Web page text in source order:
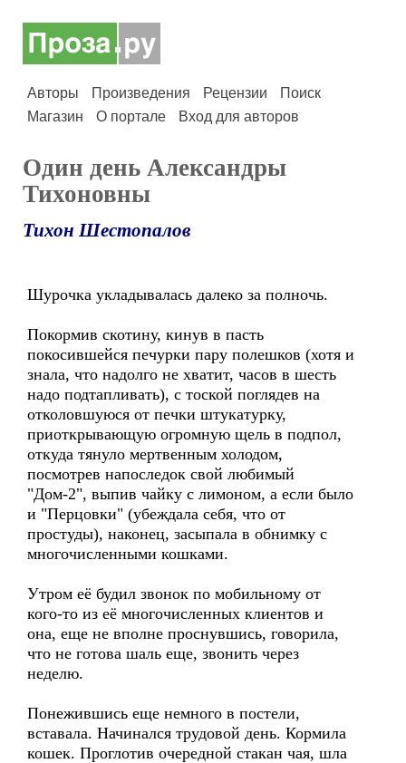
Авторы Произведения Рецензии
Поиск
Магазин
О портале Вход для авторов
Один день Александры
Тихоновны
Тихон Шестопалов
Шурочка укладывалась далеко за полночь.
Покормив скотину, кинув в пасть
покосившейся печурки пару полешков (хотя и
знала, что надолго не хватит, часов в шесть
надо подтапливать), с тоской поглядев на
отколовшуюся от печки штукатурку,
приоткрывающую огромную щель в подпол,
откуда тянуло мертвенным холодом,
посмотрев напоследок свой любимый
"Дом-2", выпив чайку с лимоном, а если было
и "Перцовки" (убеждала себя, что от
простуды), наконец, засыпала в обнимку с
многочисленными кошками.
Утром её будил звонок по мобильному от
кого-то из её многочисленных клиентов и
она, еще не вполне проснувшись, говорила,
что не готова шаль еще, звонить через
неделю.
Понежившись еще немного в постели,
вставала. Начинался трудовой день. Кормила
кошек. Проглотив очередной стакан чая, шла